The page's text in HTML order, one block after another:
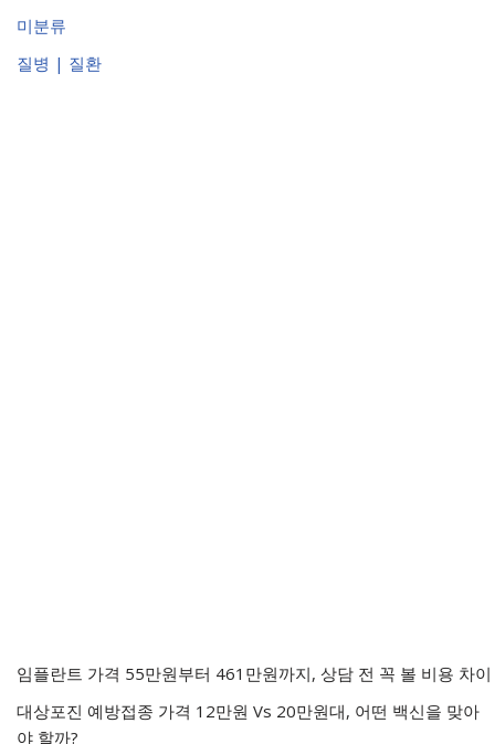
미분류
질병 | 질환
임플란트 가격 55만원부터 461만원까지, 상담 전 꼭 볼 비용 차이
대상포진 예방접종 가격 12만원 Vs 20만원대, 어떤 백신을 맞아
야 할까?